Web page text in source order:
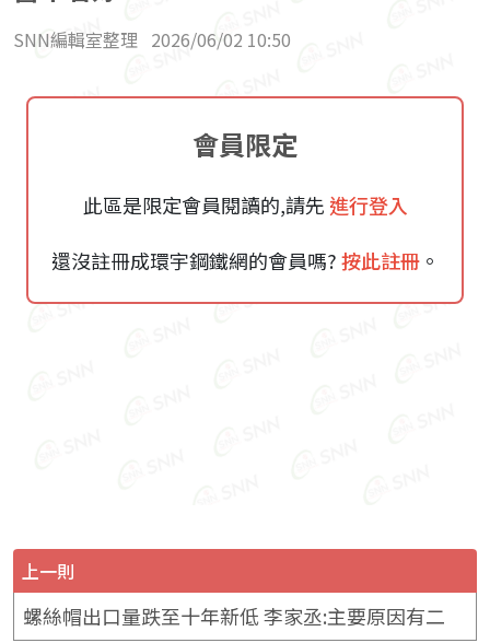
SNN編輯室整理 2026/06/02 10:50
會員限定
此區是限定會員閱讀的,請先 進行登入
還沒註冊成環宇鋼鐵網的會員嗎?按此註冊。
上一則
螺絲帽出口量跌至十年新低 李家丞:主要原因有二